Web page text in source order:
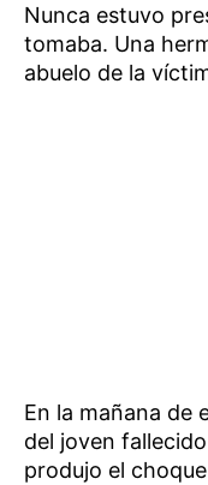
Nunca estuvo
tomaba. Una
abuelo de la
En la mañana de
del joven
produjo el